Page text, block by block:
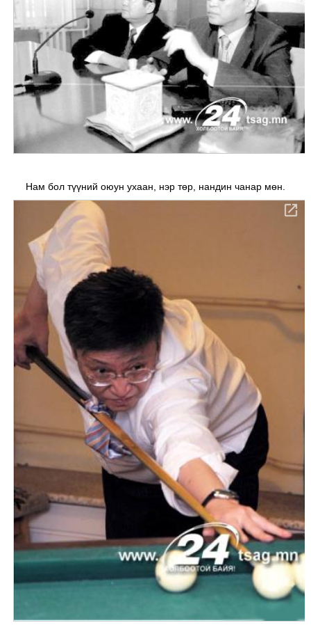
Нам бол түүний оюун ухаан, нэр төр, нандин чанар мөн.